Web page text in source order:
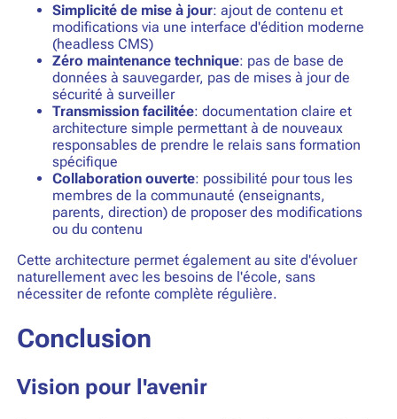
Simplicité de mise à jour: ajout de contenu et
modifications via une interface d'édition moderne
(headless CMS)
Zéro maintenance technique: pas de base de
données à sauvegarder, pas de mises à jour de
sécurité à surveiller
Transmission facilitée: documentation claire et
architecture simple permettant à de nouveaux
responsables de prendre le relais sans formation
spécifique
Collaboration ouverte: possibilité pour tous les
membres de la communauté (enseignants,
parents, direction) de proposer des modifications
ou du contenu
Cette architecture permet également au site d'évoluer
naturellement avec les besoins de l'école, sans
nécessiter de refonte complète régulière.
Conclusion
Vision pour l'avenir